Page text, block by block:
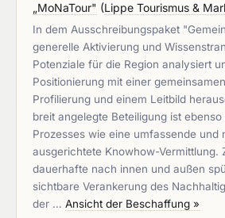
„MoNaTour" (Lippe Tourismus &
In dem Ausschreibungspaket
generelle Aktivierung und
Potenziale für die Region analysiert
Positionierung mit einer
Profilierung und einem Leitbild
breit angelegte Beteiligung ist
Prozesses wie eine umfassende und
ausgerichtete Knowhow-Vermittlung.
dauerhafte nach innen und außen
sichtbare Verankerung des
der … Ansicht der Beschaffung »